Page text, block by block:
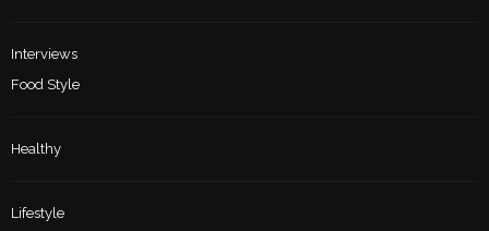
Interviews
Food Style
Healthy
Lifestyle